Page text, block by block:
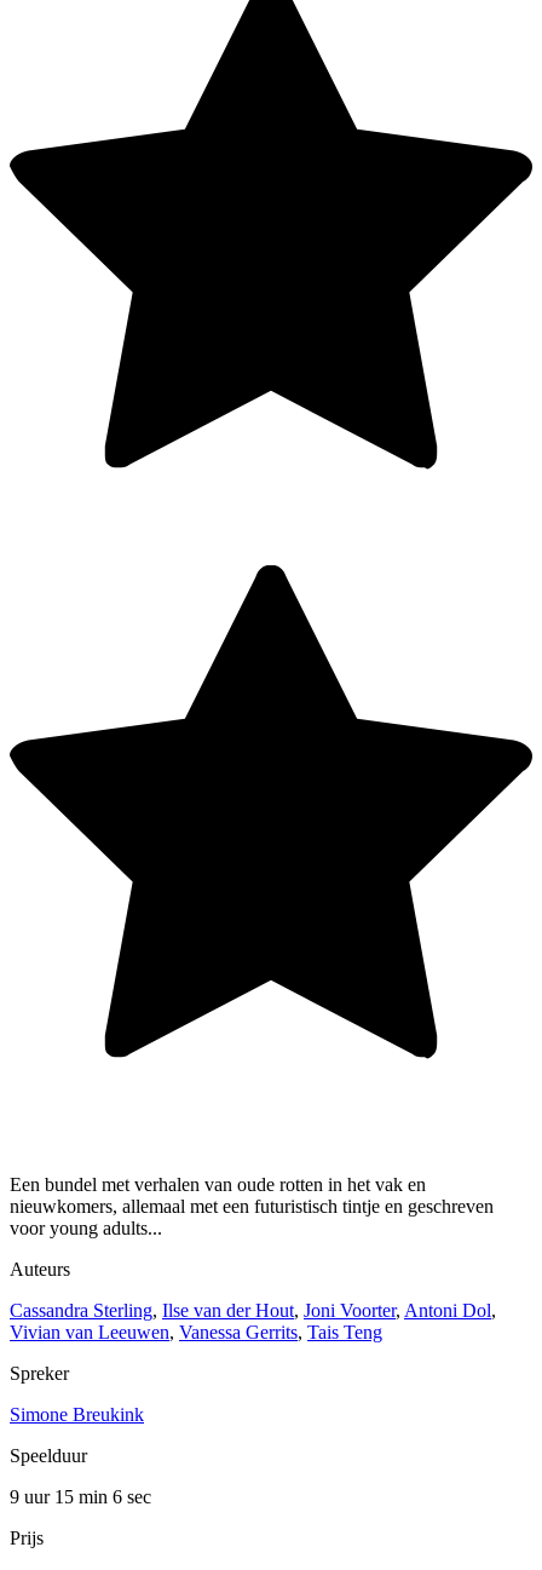
Een bundel met verhalen van oude rotten in het vak en
nieuwkomers, allemaal met een futuristisch tintje en geschreven
voor young adults...
Auteurs
Cassandra Sterling, Ilse van der Hout, Joni Voorter, Antoni Dol,
Vivian van Leeuwen, Vanessa Gerrits, Tais Teng
Spreker
Simone Breukink
Speelduur
9 uur 15 min 6 sec
Prijs